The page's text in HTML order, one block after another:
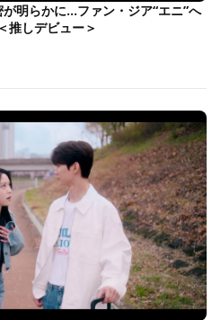
明らかに…ファン・ジア“エニ”へ
推しデビュー＞